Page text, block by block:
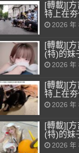
[轉載][
特上在
2026 年
[轉載][
(特)的妹
2026 年
[轉載][
特上在
2026 年
[轉載][
(特)的妹
2026 年